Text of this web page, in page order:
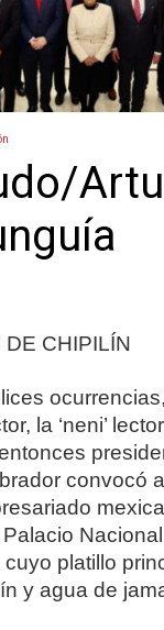
CHIPILÍN
la ‘neni’
convocó
platillo
y agua de